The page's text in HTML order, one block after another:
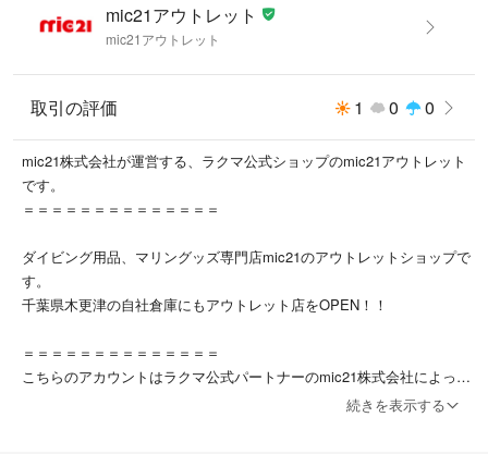
mic21アウトレット
mic21アウトレット
取引の評価 1 0 0
mic21株式会社が運営する、ラクマ公式ショップのmic21アウトレット
です。
＝＝＝＝＝＝＝＝＝＝＝＝＝＝
ダイビング用品、マリングッズ専門店mic21のアウトレットショップで
す。
千葉県木更津の自社倉庫にもアウトレット店をOPEN！！
＝＝＝＝＝＝＝＝＝＝＝＝＝＝
こちらのアカウントはラクマ公式パートナーのmic21株式会社によって
続きを表示する